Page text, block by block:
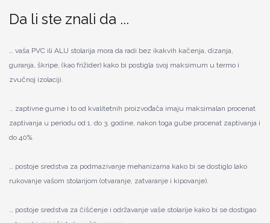
Da li ste znali da ...
… vaša PVC ili ALU stolarija mora da radi bez ikakvih kačenja, dizanja,
guranja, škripe, (kao frižider) kako bi postigla svoj maksimum u termo i
zvučnoj izolaciji.
… zaptivne gume i to od kvalitetnih proizvođača imaju maksimalan procenat
zaptivanja u periodu od 1. do 3. godine, nakon toga gube procenat zaptivanja i
do 40%.
… postoje sredstva za podmazivanje mehanizama kako bi se dostiglo lako
rukovanje vašom stolarijom (otvaranje, zatvaranje i kipovanje).
… postoje sredstva za čišćenje i održavanje vaše stolarije kako bi se dostigao